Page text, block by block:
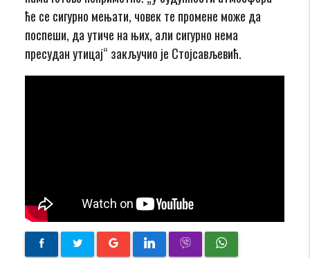
ће се сигурно мењати, човек те промене може да
поспеши, да утиче на њих, али сигурно нема
пресудан утицај“ закључио је Стојсављевић.